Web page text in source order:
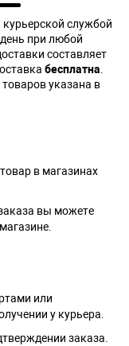
службой
при любой
составляет
бесплатна.
указана в
в магазинах
вы можете
или
у курьера.
заказа.